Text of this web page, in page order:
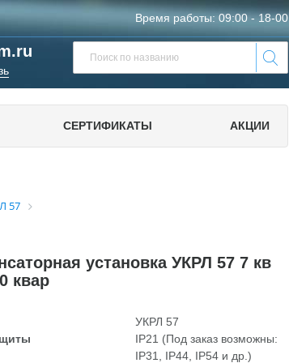
Время работы: 09:00 - 18-00
СЕРТИФИКАТЫ АКЦИИ
57
установка УКРЛ 57 7 кв
квар
УКРЛ 57
IP21 (Под заказ возможны:
IP31, IP44, IP54 и др.)